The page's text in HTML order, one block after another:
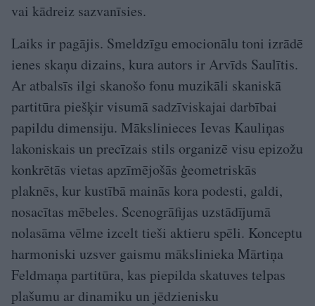
vai kādreiz sazvanīsies.
Laiks ir pagājis. Smeldzīgu emocionālu toni izrādē
ienes skaņu dizains, kura autors ir Arvīds Saulītis.
Ar atbalsīs ilgi skanošo fonu muzikāli skaniskā
partitūra piešķir visumā sadzīviskajai darbībai
papildu dimensiju. Mākslinieces Ievas Kauliņas
lakoniskais un precīzais stils organizē visu epizožu
konkrētās vietas apzīmējošās ģeometriskās
plaknēs, kur kustībā mainās kora podesti, galdi,
nosacītas mēbeles. Scenogrāfijas uzstādījumā
nolasāma vēlme izcelt tieši aktieru spēli. Konceptu
harmoniski uzsver gaismu mākslinieka Mārtiņa
Feldmaņa partitūra, kas piepilda skatuves telpas
plašumu ar dinamiku un jēdzienisku